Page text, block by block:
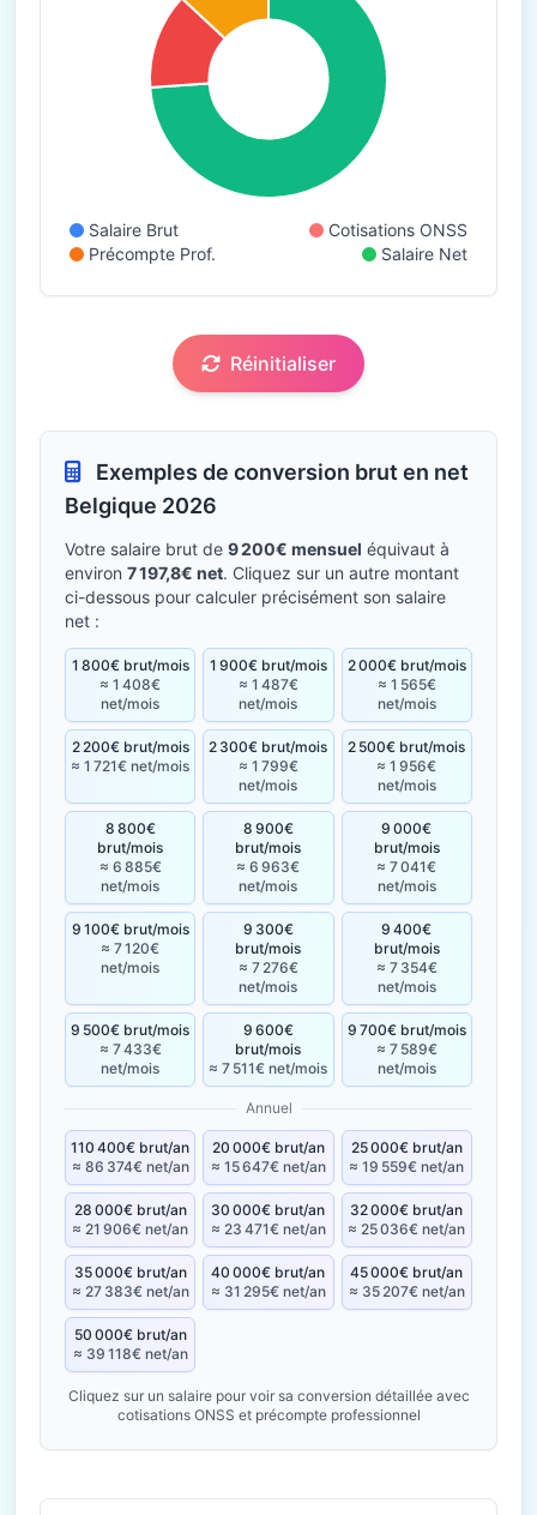
Salaire Brut
Cotisations ONSS
Précompte Prof.
Salaire Net
Réinitialiser
Exemples de conversion brut en net
Belgique 2026
Votre salaire brut de 9 200€ mensuel équivaut à
environ 7 197,8€ net. Cliquez sur un autre montant
ci-dessous pour calculer précisément son salaire
net :
1 800€ brut/mois
≈ 1 408€
net/mois
1 900€ brut/mois
≈ 1 487€
net/mois
2 000€ brut/mois
≈ 1 565€
net/mois
2 200€ brut/mois
≈ 1 721€ net/mois
2 300€ brut/mois
≈ 1 799€
net/mois
2 500€ brut/mois
≈ 1 956€
net/mois
8 800€
brut/mois
≈ 6 885€
net/mois
8 900€
brut/mois
≈ 6 963€
net/mois
9 000€
brut/mois
≈ 7 041€
net/mois
9 100€ brut/mois
≈ 7 120€
net/mois
9 300€
brut/mois
≈ 7 276€
net/mois
9 400€
brut/mois
≈ 7 354€
net/mois
9 500€ brut/mois
≈ 7 433€
net/mois
9 600€
brut/mois
≈ 7 511€ net/mois
9 700€ brut/mois
≈ 7 589€
net/mois
Annuel
110 400€ brut/an
≈ 86 374€ net/an
20 000€ brut/an
≈ 15 647€ net/an
25 000€ brut/an
≈ 19 559€ net/an
28 000€ brut/an
≈ 21 906€ net/an
30 000€ brut/an
≈ 23 471€ net/an
32 000€ brut/an
≈ 25 036€ net/an
35 000€ brut/an
≈ 27 383€ net/an
40 000€ brut/an
≈ 31 295€ net/an
45 000€ brut/an
≈ 35 207€ net/an
50 000€ brut/an
≈ 39 118€ net/an
Cliquez sur un salaire pour voir sa conversion détaillée avec
cotisations ONSS et précompte professionnel